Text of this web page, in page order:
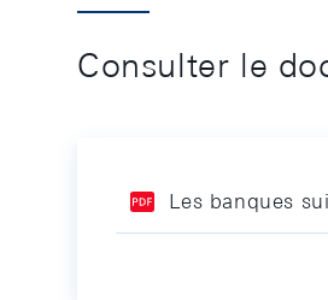
Consulter le
Les banques